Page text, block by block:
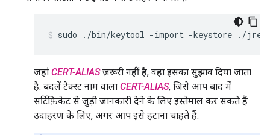
sudo ./bin/keytool -import -keystore ./
जहां CERT-ALIASज़रूरी नहीं है, वहां इसका सुझाव दिया जाता
है. बदलें टेक्स्ट नाम वाला CERT-ALIAS, जिसे आप बाद में
सर्टिफ़िकेट से जुड़ी जानकारी देने के लिए इस्तेमाल कर सकते हैं
उदाहरण के लिए, अगर आप इसे हटाना चाहते हैं.